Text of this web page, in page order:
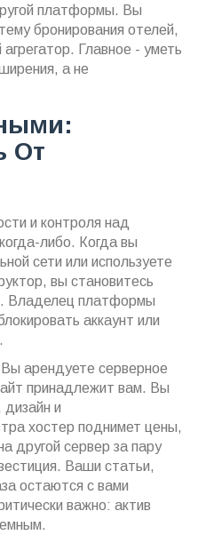
платформы. Вы
бронирования отелей,
Главное - уметь
а не
От
и контроля над
либо. Когда вы
сети или используете
вы становитесь
Владелец платформы
аккаунт или
арендуете серверное
принадлежит вам. Вы
и
хостер поднимет цены,
другой сервер за пару
Ваши статьи,
остаются с вами
важно: актив